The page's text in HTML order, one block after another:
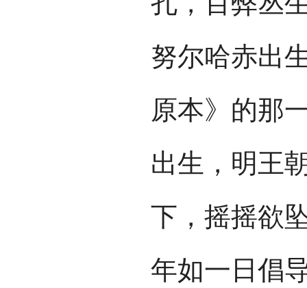
努尔哈赤出
原本》的那
出生，明王
下，摇摇欲
年如一日倡